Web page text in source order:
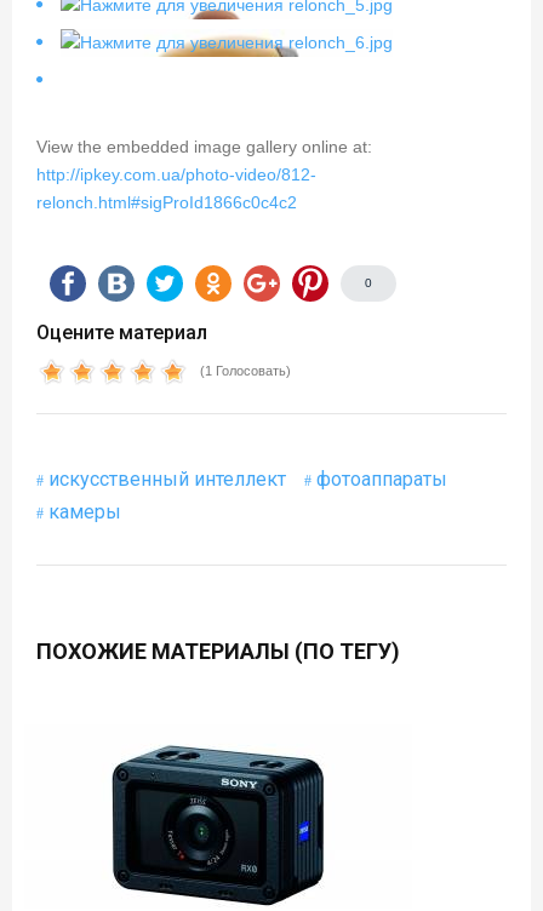
View the embedded image gallery online at:
http://ipkey.com.ua/photo-video/812-
relonch.html#sigProId1866c0c4c2
0
Оцените материал
(1 Голосовать)
искусственный интеллект
фотоаппараты
камеры
ПОХОЖИЕ МАТЕРИАЛЫ (ПО ТЕГУ)